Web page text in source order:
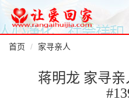
首页 家寻亲人
蒋明龙 家寻